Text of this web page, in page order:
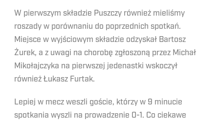
W pierwszym składzie Puszczy również mieliśmy
roszady w porównaniu do poprzednich spotkań.
Miejsce w wyjściowym składzie odzyskał Bartosz
Żurek, a z uwagi na chorobę zgłoszoną przez Michał
Mikołajczyka na pierwszej jedenastki wskoczył
również Łukasz Furtak.
Lepiej w mecz weszli goście, którzy w 9 minucie
spotkania wyszli na prowadzenie 0-1. Co ciekawe